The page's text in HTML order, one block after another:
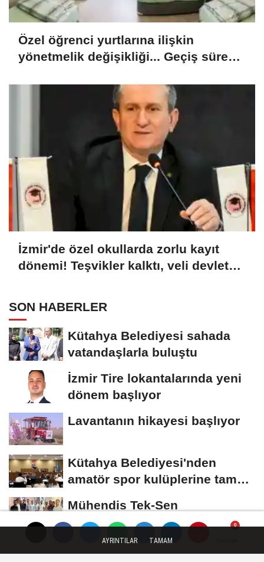
Özel öğrenci yurtlarına ilişkin
yönetmelik değişikliği... Geçiş süresi
İzmir'de özel okullarda zorlu kayıt
dönemi! Teşvikler kalktı, veli devlet
SON HABERLER
Kütahya Belediyesi sahada
vatandaşlarla buluştu
İzmir Tire lokantalarında yeni
dönem başlıyor
Lavantanın hikayesi başlıyor
Kütahya Belediyesi'nden
amatör spor kulüplerine tam
Mühendis Tek-Sen
Bayındırlık’tan tarihi adım: İlk
şube Diyarbakır’da...
AYRINTILAR TAMAM